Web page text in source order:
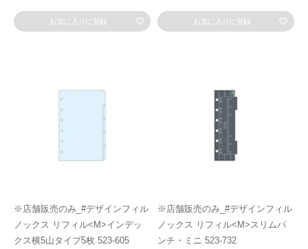
お気に入りに登録 お気に入りに登録
※店舗販売のみ_#デザインフィル
ノックス リフィル<M>インデッ
クス横5山タイプ5枚 523-605
※店舗販売のみ_#デザインフィル
ノックス リフィル<M>スリムパ
ンチ・ミニ 523-732